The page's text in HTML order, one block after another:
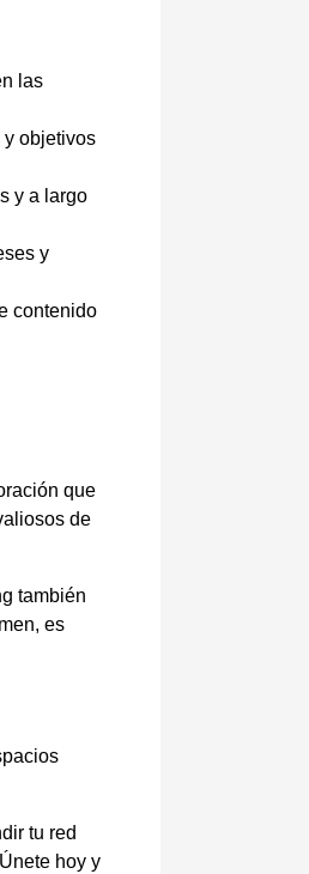
las
y objetivos
y a largo
y
contenido
que
de
también
es
tu red
hoy y